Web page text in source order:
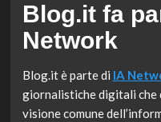
Blog.it fa
Network
Blog.it è parte di IA
giornalistiche digitali che
visione comune